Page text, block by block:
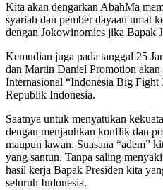
Kita akan dengarkan AbahMa
syariah dan pember dayaan umat
dengan Jokowinomics jika Bapak
Kemudian juga pada tanggal 25
dan Martin Daniel Promotion
Internasional “Indonesia Big Fight
Republik Indonesia.
Saatnya untuk menyatukan
dengan menjauhkan konflik dan
maupun lawan. Suasana “adem”
yang santun. Tanpa saling
hasil kerja Bapak Presiden kita
seluruh Indonesia.